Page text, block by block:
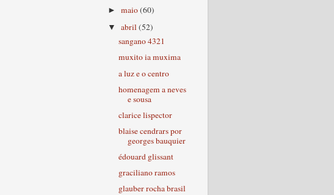
►maio(60)
▼abril(52)
sangano 4321
muxito ia muxima
a luz e o centro
homenagem a neves
e sousa
clarice lispector
blaise cendrars por
georges bauquier
édouard glissant
graciliano ramos
glauber rocha brasil